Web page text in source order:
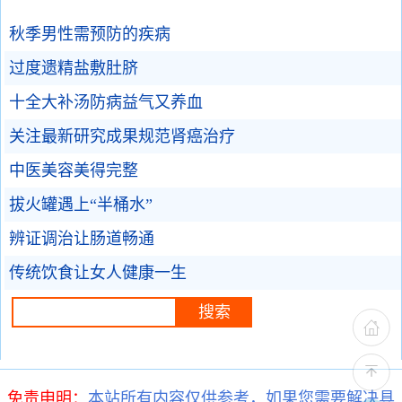
秋季男性需预防的疾病
过度遗精盐敷肚脐
十全大补汤防病益气又养血
关注最新研究成果规范肾癌治疗
中医美容美得完整
拔火罐遇上“半桶水”
辨证调治让肠道畅通
传统饮食让女人健康一生
免责申明： 本站所有内容仅供参考，如果您需要解决具